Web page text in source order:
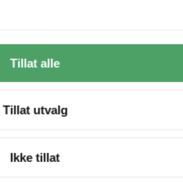
Tillat alle
Tillat utvalg
Ikke tillat